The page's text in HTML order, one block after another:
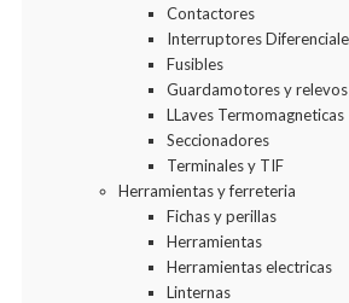
Contactores
Interruptores
Fusibles
Guardamotores y
LLaves Termomagneticas
Seccionadores
Terminales y TIF
Herramientas y ferreteria
Fichas y perillas
Herramientas
Herramientas electricas
Linternas